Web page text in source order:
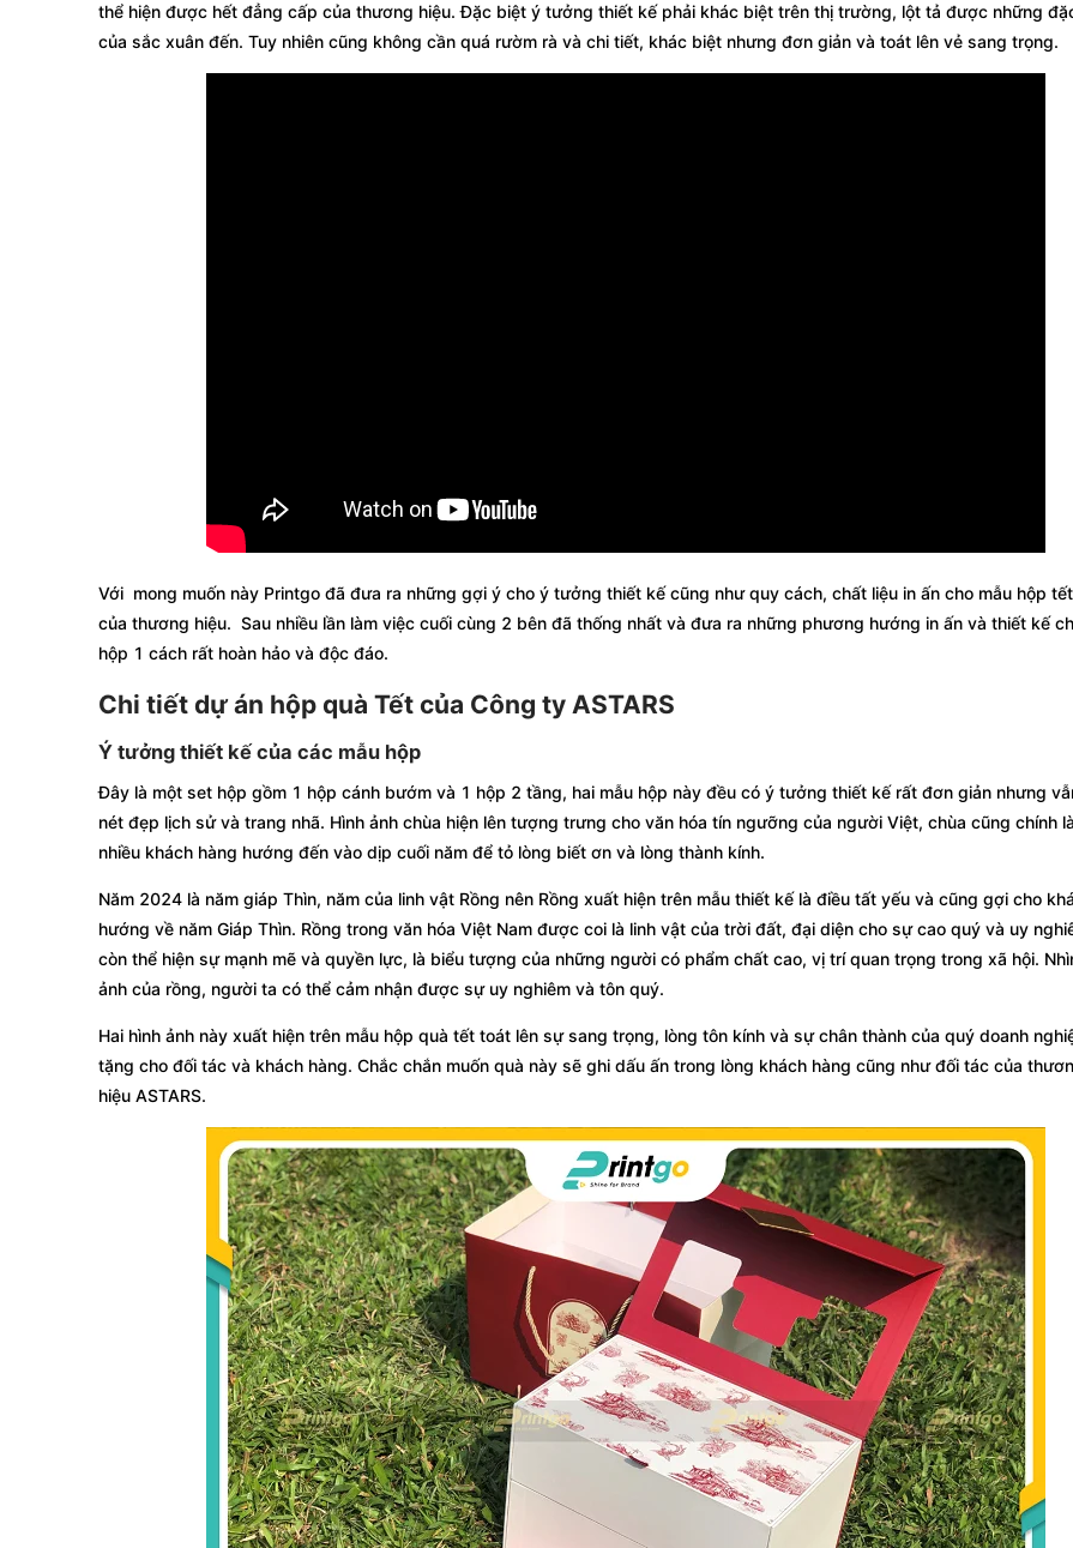
thể hiện được hết đẳng cấp của thương hiệu. Đặc biệt ý tưởng thiết kế phải khác biệt trên thị trường, lột tả được những
của sắc xuân đến. Tuy nhiên cũng không cần quá rườm rà và chi tiết, khác biệt nhưng đơn giản và toát lên vẻ sang trọng.
Với mong muốn này Printgo đã đưa ra những gợi ý cho ý tưởng thiết kế cũng như quy cách, chất liệu in ấn cho mẫu hộp
của thương hiệu. Sau nhiều lần làm việc cuối cùng 2 bên đã thống nhất và đưa ra những phương hướng in ấn và thiết kế
hộp 1 cách rất hoàn hảo và độc đáo.
Chi tiết dự án hộp quà Tết của Công ty ASTARS
Ý tưởng thiết kế của các mẫu hộp
Đây là một set hộp gồm 1 hộp cánh bướm và 1 hộp 2 tầng, hai mẫu hộp này đều có ý tưởng thiết kế rất đơn giản nhưng
nét đẹp lịch sử và trang nhã. Hình ảnh chùa hiện lên tượng trưng cho văn hóa tín ngưỡng của người Việt, chùa cũng chính
nhiều khách hàng hướng đến vào dịp cuối năm để tỏ lòng biết ơn và lòng thành kính.
Năm 2024 là năm giáp Thìn, năm của linh vật Rồng nên Rồng xuất hiện trên mẫu thiết kế là điều tất yếu và cũng gợi cho
hướng về năm Giáp Thìn. Rồng trong văn hóa Việt Nam được coi là linh vật của trời đất, đại diện cho sự cao quý và uy
còn thể hiện sự mạnh mẽ và quyền lực, là biểu tượng của những người có phẩm chất cao, vị trí quan trọng trong xã hội.
ảnh của rồng, người ta có thể cảm nhận được sự uy nghiêm và tôn quý.
Hai hình ảnh này xuất hiện trên mẫu hộp quà tết toát lên sự sang trọng, lòng tôn kính và sự chân thành của quý doanh
tặng cho đối tác và khách hàng. Chắc chắn muốn quà này sẽ ghi dấu ấn trong lòng khách hàng cũng như đối tác của
hiệu ASTARS.